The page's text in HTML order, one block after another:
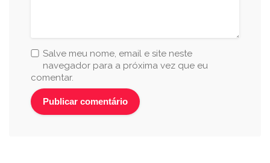
Salve meu nome, email e site neste
navegador para a próxima vez que eu
comentar.